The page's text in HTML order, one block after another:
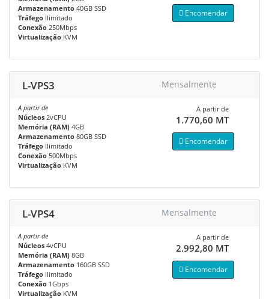
Armazenamento 40GB SSD
Tráfego Ilimitado
Conexão 250Mbps
Virtualização KVM
Encomendar
L-VPS3 Mensalmente
A partir de
Núcleos 2vCPU
Memória (RAM) 4GB
Armazenamento 80GB SSD
Tráfego Ilimitado
Conexão 500Mbps
Virtualização KVM
A partir de
1.770,60 MT
Encomendar
L-VPS4 Mensalmente
A partir de
Núcleos 4vCPU
Memória (RAM) 8GB
Armazenamento 160GB SSD
Tráfego Ilimitado
Conexão 1Gbps
Virtualização KVM
A partir de
2.992,80 MT
Encomendar